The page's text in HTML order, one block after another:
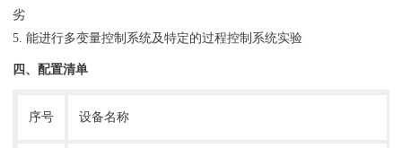
劣
5. 能进行多变量控制系统及特定的过程控制系统实验
四、配置清单
序号 设备名称